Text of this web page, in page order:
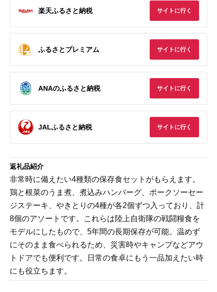
楽天ふるさと納税 サイトに行く
ふるさとプレミアム サイトに行く
ANAのふるさと納税 サイトに行く
JALふるさと納税 サイトに行く
返礼品紹介
非常時に備えたい4種類の保存食セットがもらえます。
鶏と根菜のうま煮、煮込みハンバーグ、ポークソーセー
ジステーキ、やきとりの4種が各2個ずつ入っており、計
8個のアソートです。これらは陸上自衛隊の戦闘糧食を
モデルにしたもので、5年間の長期保存が可能。温めず
にそのまま食べられるため、災害時やキャンプなどアウ
トドアでも便利です。日常の食卓にもう一品加えたい時
にも役立ちます。